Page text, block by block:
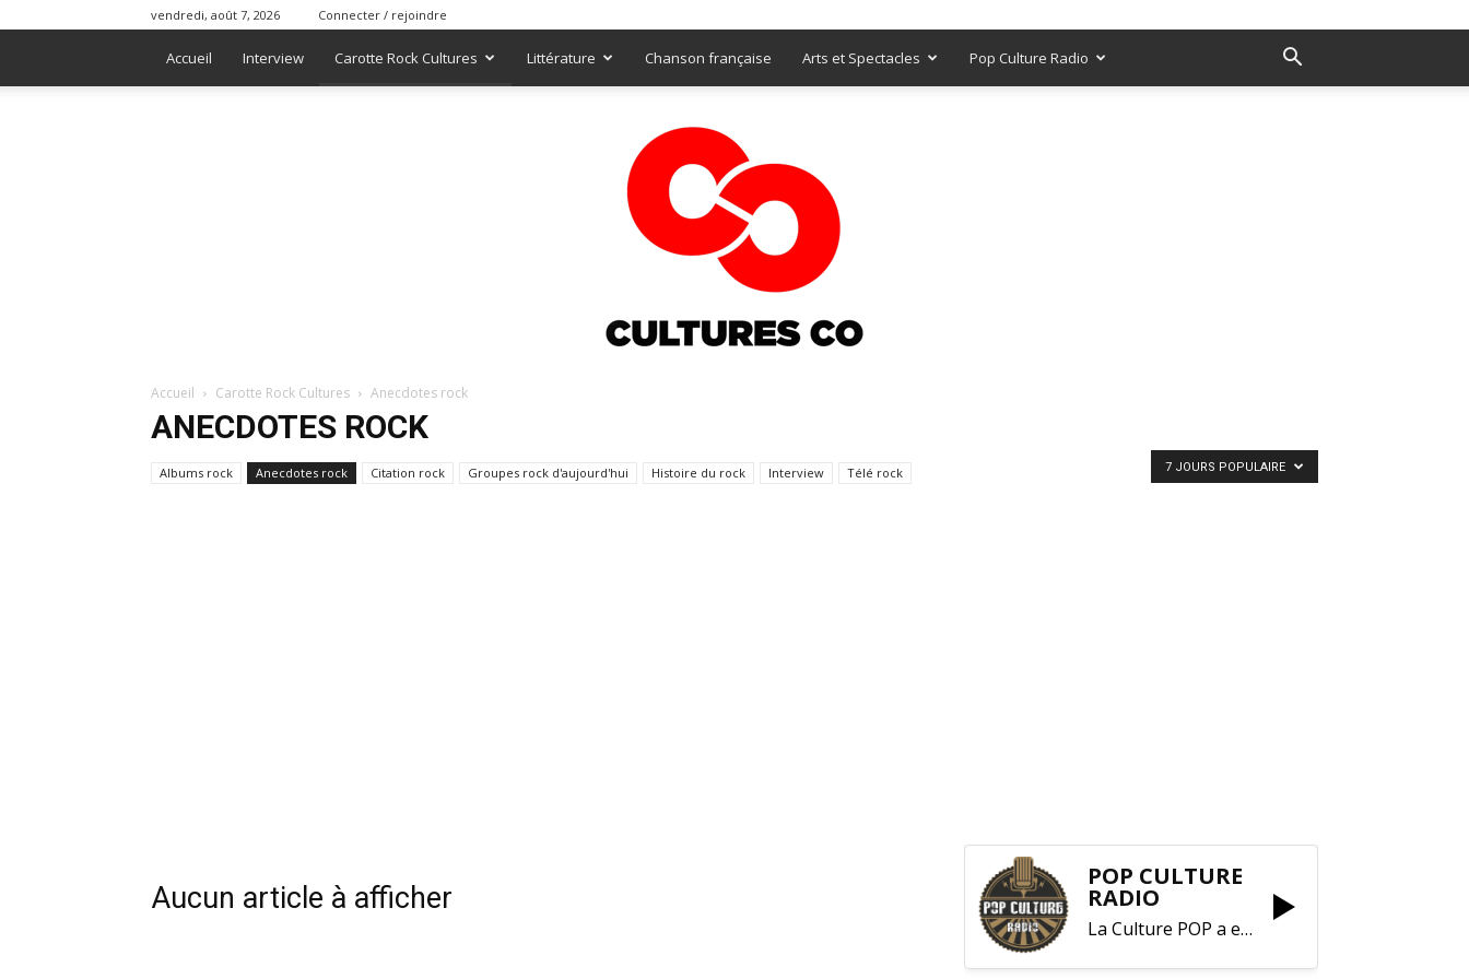
vendredi, août 7, 2026 Connecter / rejoindre
Accueil Interview Carotte Rock Cultures Littérature Chanson française Arts et Spectacles Pop Culture Radio
Accueil Carotte Rock Cultures Anecdotes rock
ANECDOTES ROCK
Albums rock Anecdotes rock Citation rock Groupes rock d'aujourd'hui Histoire du rock Interview Télé rock 7 JOURS POPULAIRE
Aucun article à afficher
POP CULTURE
RADIO
La Culture POP a enfin trouvé sa RADIO !